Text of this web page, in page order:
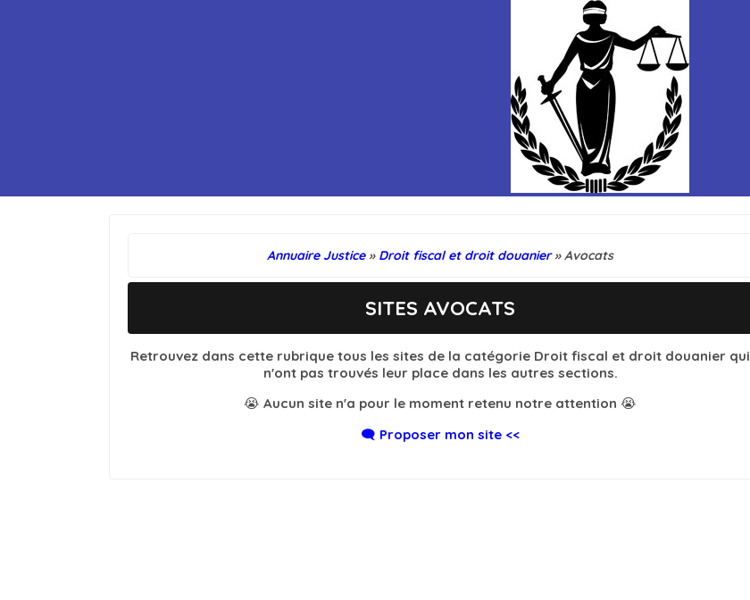
Annuaire Justice » Droit fiscal et droit douanier » Avocats
SITES AVOCATS
Retrouvez dans cette rubrique tous les sites de la catégorie Droit fiscal et droit douanier qui
n'ont pas trouvés leur place dans les autres sections.
😭 Aucun site n'a pour le moment retenu notre attention 😭
🗨️ Proposer mon site <<